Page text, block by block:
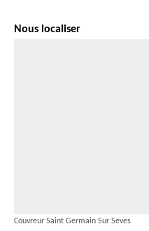
Nous localiser
Couvreur Saint Germain Sur Seves